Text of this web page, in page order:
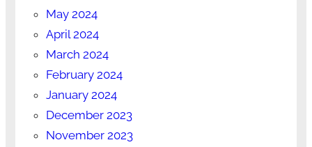
May 2024
April 2024
March 2024
February 2024
January 2024
December 2023
November 2023